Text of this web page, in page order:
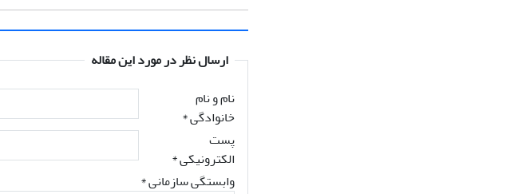
ارسال نظر در مورد این مقاله
نام و نام
خانوادگی*
پست
الکترونیکی*
وابستگی سازمانی *